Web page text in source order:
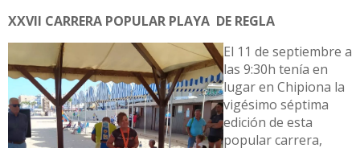
XXVII CARRERA POPULAR PLAYA DE REGLA
El 11 de septiembre a
las 9:30h tenía en
lugar en Chipiona la
vigésimo séptima
edición de esta
popular carrera,